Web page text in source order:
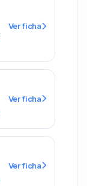
Ver ficha
Ver ficha
Ver ficha